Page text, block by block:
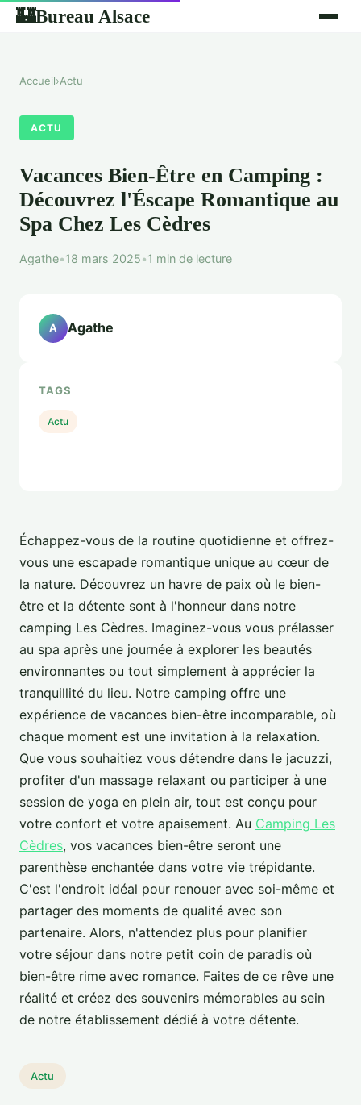
🏰Bureau Alsace
Accueil›Actu
ACTU
Vacances Bien-Être en Camping :
Découvrez l'Éscape Romantique au
Spa Chez Les Cèdres
Agathe•18 mars 2025•1 min de lecture
Échappez-vous de la routine quotidienne et offrez-
vous une escapade romantique unique au cœur de
la nature. Découvrez un havre de paix où le bien-
être et la détente sont à l'honneur dans notre
camping Les Cèdres. Imaginez-vous vous prélasser
au spa après une journée à explorer les beautés
environnantes ou tout simplement à apprécier la
tranquillité du lieu. Notre camping offre une
expérience de vacances bien-être incomparable, où
chaque moment est une invitation à la relaxation.
Que vous souhaitiez vous détendre dans le jacuzzi,
profiter d'un massage relaxant ou participer à une
session de yoga en plein air, tout est conçu pour
votre confort et votre apaisement. Au Camping Les
Cèdres, vos vacances bien-être seront une
parenthèse enchantée dans votre vie trépidante.
C'est l'endroit idéal pour renouer avec soi-même et
partager des moments de qualité avec son
partenaire. Alors, n'attendez plus pour planifier
votre séjour dans notre petit coin de paradis où
bien-être rime avec romance. Faites de ce rêve une
réalité et créez des souvenirs mémorables au sein
de notre établissement dédié à votre détente.
Actu
A Agathe
TAGS
Actu